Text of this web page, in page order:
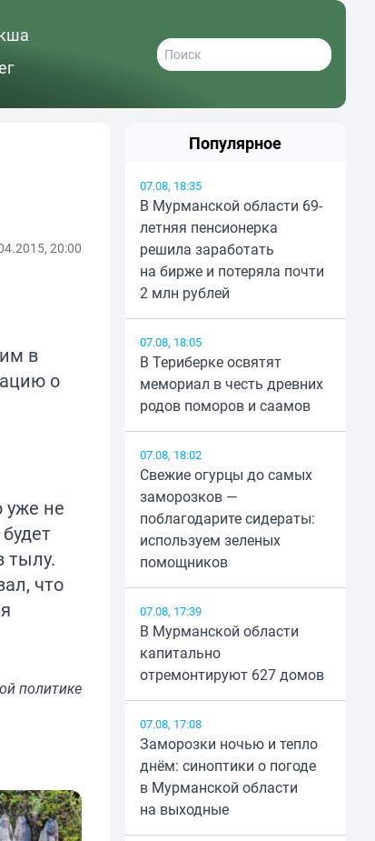
20:00
в
о
уже не
тылу.
что
политике
Популярное
07.08, 18:35
В Мурманской области 69-
летняя пенсионерка
решила заработать
на бирже и потеряла почти
2 млн рублей
07.08, 18:05
В Териберке освятят
мемориал в честь древних
родов поморов и саамов
07.08, 18:02
Свежие огурцы до самых
заморозков —
поблагодарите сидераты:
используем зеленых
помощников
07.08, 17:39
В Мурманской области
капитально
отремонтируют 627 домов
07.08, 17:08
Заморозки ночью и тепло
днём: синоптики о погоде
в Мурманской области
на выходные